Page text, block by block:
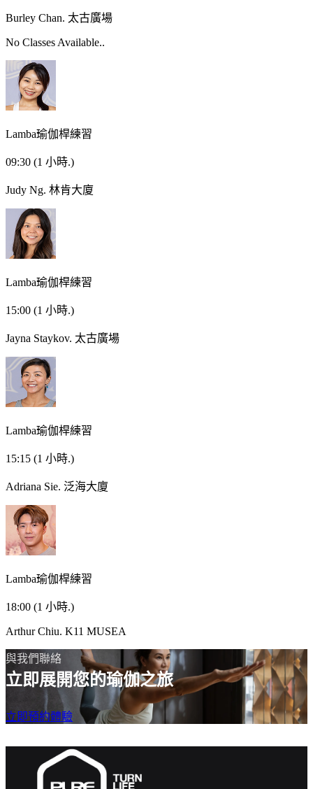
Burley Chan. 太古廣場
No Classes Available..
Lamba瑜伽桿練習
09:30 (1 小時.)
Judy Ng. 林肯大廈
Lamba瑜伽桿練習
15:00 (1 小時.)
Jayna Staykov. 太古廣場
Lamba瑜伽桿練習
15:15 (1 小時.)
Adriana Sie. 泛海大廈
Lamba瑜伽桿練習
18:00 (1 小時.)
Arthur Chiu. K11 MUSEA
與我們聯絡
立即展開您的瑜伽之旅
立即預約體驗